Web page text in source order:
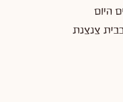
היום
צנצנת